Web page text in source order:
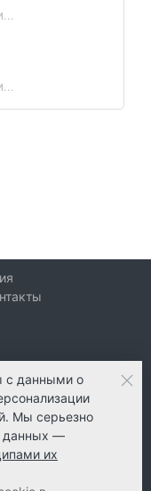
с данными о
Мы серьезно
данных —
их